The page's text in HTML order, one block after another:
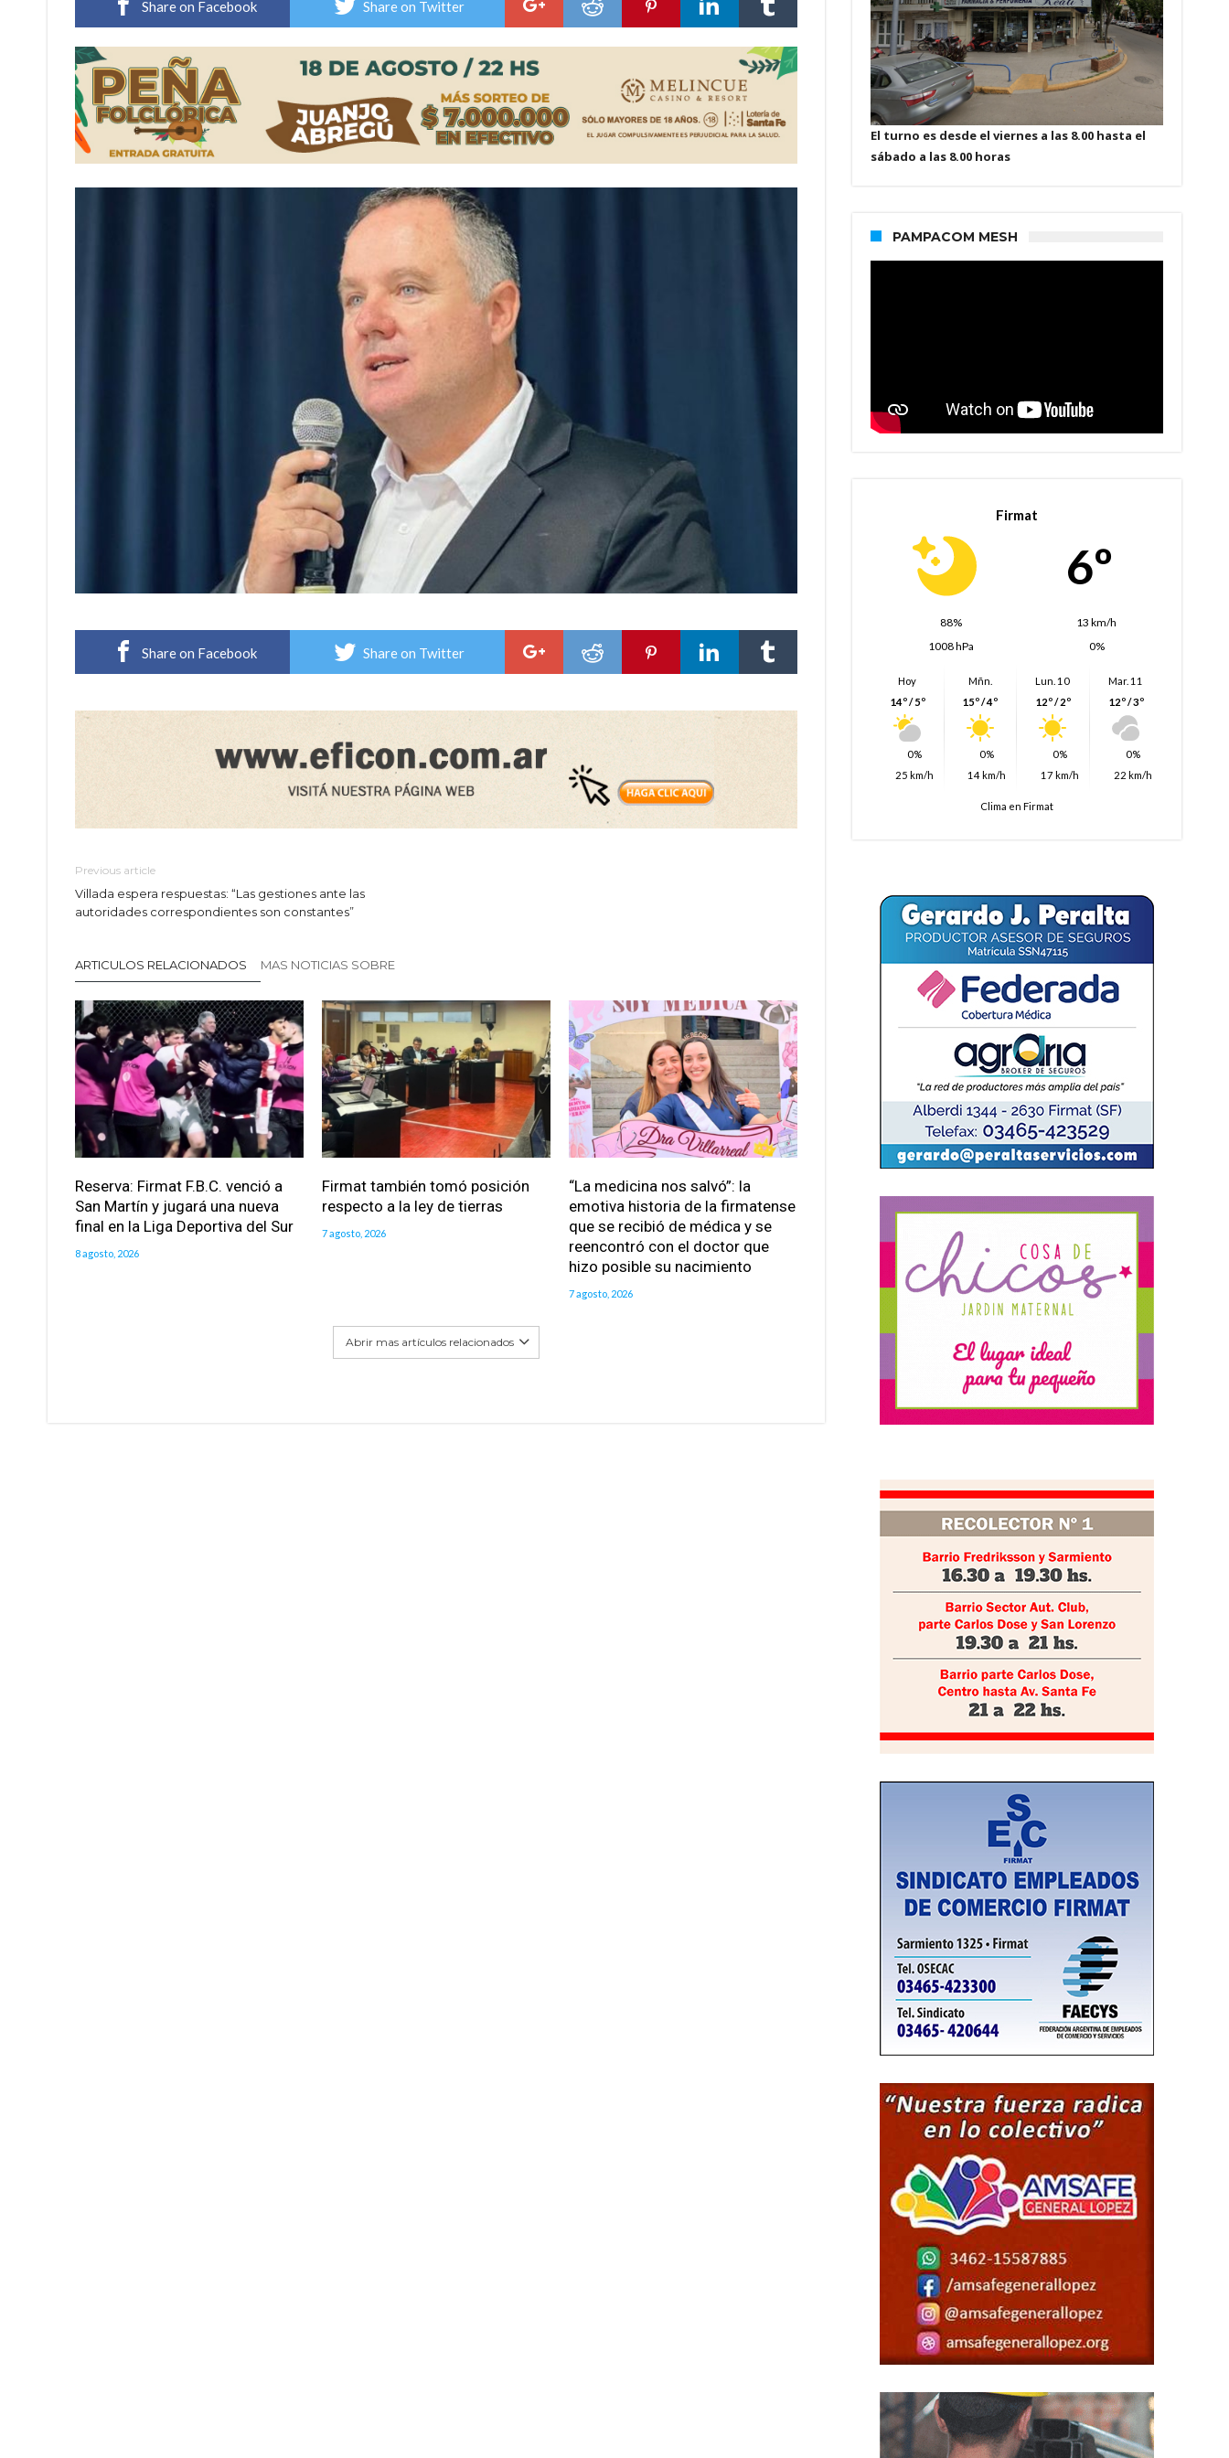
Firmat: “Codo a codo” lanza una campaña de recolección de golosinas para agasajar a los niños en su día
Share on Facebook Share on Twitter
Share on Facebook Share on Twitter
Previous article
Villada espera respuestas: “Las gestiones ante las
autoridades correspondientes son constantes”
ARTICULOS RELACIONADOS MAS NOTICIAS SOBRE
Reserva: Firmat F.B.C. venció a
San Martín y jugará una nueva
final en la Liga Deportiva del Sur
8 agosto, 2026
Firmat también tomó posición
respecto a la ley de tierras
7 agosto, 2026
“La medicina nos salvó”: la
emotiva historia de la firmatense
que se recibió de médica y se
reencontró con el doctor que
hizo posible su nacimiento
7 agosto, 2026
Abrir mas artículos relacionados
El turno es desde el viernes a las 8.00 hasta el
sábado a las 8.00 horas
PAMPACOM MESH
Firmat
6º
88%
13 km/h
1008 hPa
0%
Hoy
14º / 5º
0%
25 km/h
Mñn.
15º / 4º
0%
14 km/h
Lun. 10
12º / 2º
0%
17 km/h
Mar. 11
12º / 3º
0%
22 km/h
Clima en Firmat